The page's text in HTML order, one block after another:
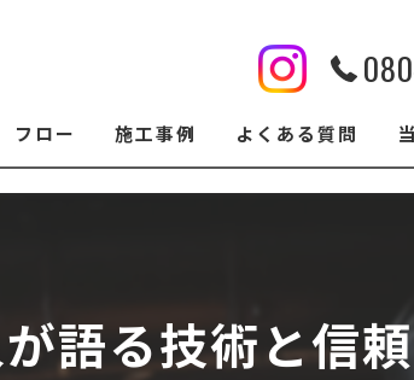
フロー 施工事例 よくある質問
語る技術と信